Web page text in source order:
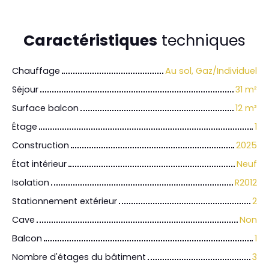
Caractéristiques techniques
Chauffage
Au sol, Gaz/Individuel
Séjour
31 m²
Surface balcon
12 m²
Étage
1
Construction
2025
État intérieur
Neuf
Isolation
R2012
Stationnement extérieur
2
Cave
Non
Balcon
1
Nombre d'étages du bâtiment
3